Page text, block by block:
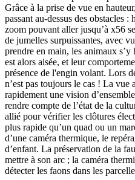
Grâce à la prise de vue en
passant au-dessus des obstacles
zoom pouvant aller jusqu’à x56
de jumelles surpuissantes, avec
prendre en main, les animaux
est alors aisée, et leur
présence de l'engin volant. Lors
n’est pas toujours le cas ! La vue
rapidement une vision
rendre compte de l’état de la
allié pour vérifier les clôtures
plus rapide qu’un quad ou un
d’une caméra thermique, le
d’enfant. La préservation de la
mettre à son arc ; la caméra
détecter les faons dans les